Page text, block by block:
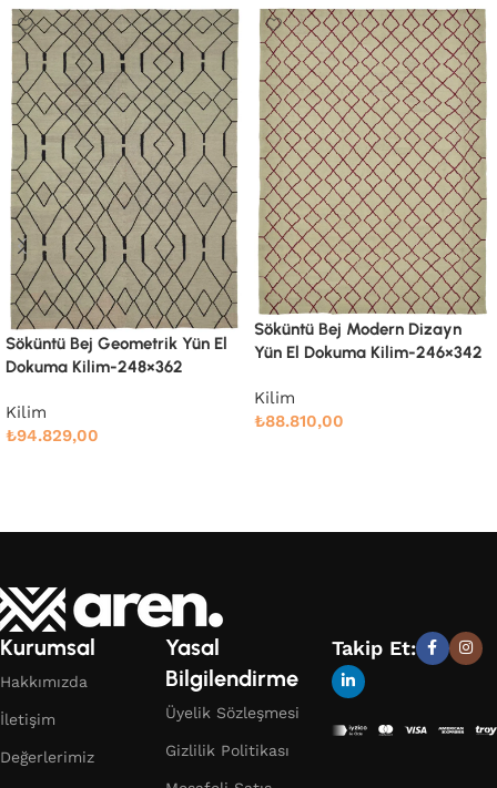
Söküntü Bej Modern Dizayn
Yün El Dokuma Kilim-246×342
₺88.810,00
Söküntü Bej Modern Dizayn
Yün El Dokuma Kilim-247×303
₺78.989,00
Devamını oku
Kurumsal
Hakkımızda
İletişim
Değerlerimiz
Yasal
Bilgilendirme
Üyelik Sözleşmesi
Gizlilik Politikası
Takip Et: